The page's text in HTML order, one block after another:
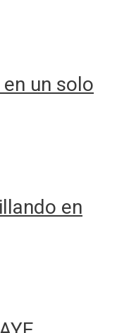
un solo
en